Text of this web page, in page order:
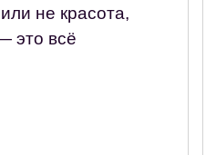
не красота,
это всё